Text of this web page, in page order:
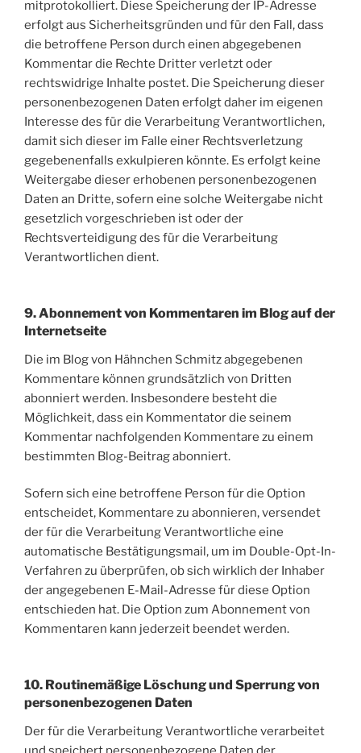
mitprotokolliert. Diese Speicherung der IP-Adresse
erfolgt aus Sicherheitsgründen und für den Fall, dass
die betroffene Person durch einen abgegebenen
Kommentar die Rechte Dritter verletzt oder
rechtswidrige Inhalte postet. Die Speicherung dieser
personenbezogenen Daten erfolgt daher im eigenen
Interesse des für die Verarbeitung Verantwortlichen,
damit sich dieser im Falle einer Rechtsverletzung
gegebenenfalls exkulpieren könnte. Es erfolgt keine
Weitergabe dieser erhobenen personenbezogenen
Daten an Dritte, sofern eine solche Weitergabe nicht
gesetzlich vorgeschrieben ist oder der
Rechtsverteidigung des für die Verarbeitung
Verantwortlichen dient.
9. Abonnement von Kommentaren im Blog auf der
Internetseite
Die im Blog von Hähnchen Schmitz abgegebenen
Kommentare können grundsätzlich von Dritten
abonniert werden. Insbesondere besteht die
Möglichkeit, dass ein Kommentator die seinem
Kommentar nachfolgenden Kommentare zu einem
bestimmten Blog-Beitrag abonniert.
Sofern sich eine betroffene Person für die Option
entscheidet, Kommentare zu abonnieren, versendet
der für die Verarbeitung Verantwortliche eine
automatische Bestätigungsmail, um im Double-Opt-In-
Verfahren zu überprüfen, ob sich wirklich der Inhaber
der angegebenen E-Mail-Adresse für diese Option
entschieden hat. Die Option zum Abonnement von
Kommentaren kann jederzeit beendet werden.
10. Routinemäßige Löschung und Sperrung von
personenbezogenen Daten
Der für die Verarbeitung Verantwortliche verarbeitet